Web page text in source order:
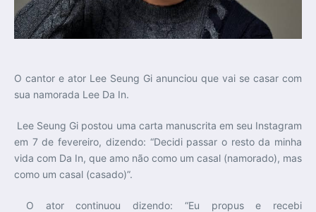
O cantor e ator Lee Seung Gi anunciou que vai se casar com
sua namorada Lee Da In.
Lee Seung Gi postou uma carta manuscrita em seu Instagram
em 7 de fevereiro, dizendo: “Decidi passar o resto da minha
vida com Da In, que amo não como um casal (namorado), mas
como um casal (casado)”.
O ator continuou dizendo: “Eu propus e recebi